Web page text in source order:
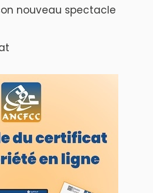
nouveau spectacle